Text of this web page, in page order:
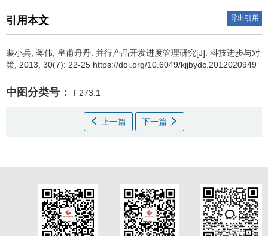
引用本文 导出引用
裴小兵 蒋伟 皇甫丹丹 并行产品开发进度管理研究[J]. 科技进步与对
策, 2013, 30(7): 22-25 https://doi.org/10.6049/kjjbydc.2012020949
中图分类号： F273.1
上一篇 下一篇